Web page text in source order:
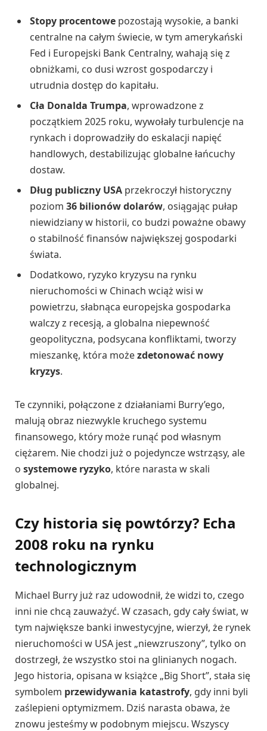
Stopy procentowe pozostają wysokie, a banki
centralne na całym świecie, w tym amerykański
Fed i Europejski Bank Centralny, wahają się z
obniżkami, co dusi wzrost gospodarczy i
utrudnia dostęp do kapitału.
Cła Donalda Trumpa, wprowadzone z
początkiem 2025 roku, wywołały turbulencje na
rynkach i doprowadziły do eskalacji napięć
handlowych, destabilizując globalne łańcuchy
dostaw.
Dług publiczny USA przekroczył historyczny
poziom 36 bilionów dolarów, osiągając pułap
niewidziany w historii, co budzi poważne obawy
o stabilność finansów największej gospodarki
świata.
Dodatkowo, ryzyko kryzysu na rynku
nieruchomości w Chinach wciąż wisi w
powietrzu, słabnąca europejska gospodarka
walczy z recesją, a globalna niepewność
geopolityczna, podsycana konfliktami, tworzy
mieszankę, która możezdetonować nowy
kryzys.
Te czynniki, połączone z działaniami Burry’ego,
malują obraz niezwykle kruchego systemu
finansowego, który może runąć pod własnym
ciężarem. Nie chodzi już o pojedyncze wstrząsy, ale
o systemowe ryzyko, które narasta w skali
globalnej.
Czy historia się powtórzy? Echa
2008 roku na rynku
technologicznym
Michael Burry już raz udowodnił, że widzi to, czego
inni nie chcą zauważyć. W czasach, gdy cały świat, w
tym największe banki inwestycyjne, wierzył, że rynek
nieruchomości w USA jest „niewzruszony”, tylko on
dostrzegł, że wszystko stoi na glinianych nogach.
Jego historia, opisana w książce „Big Short”, stała się
symbolem przewidywania katastrofy, gdy inni byli
zaślepieni optymizmem. Dziś narasta obawa, że
znowu jesteśmy w podobnym miejscu. Wszyscy